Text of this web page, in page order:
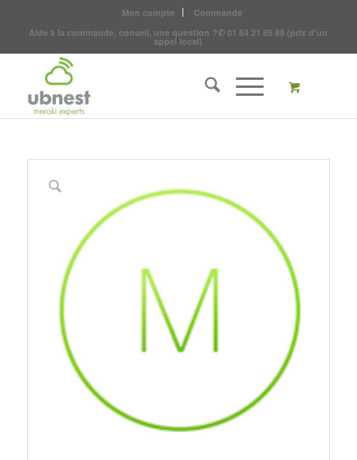
Mon compte
Commande
Aide à la commande, conseil, une question ?✆ 01 84 21 85 89 (prix d'un
appel local)